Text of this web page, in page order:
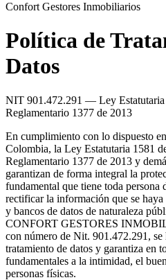
Confort Gestores Inmobiliarios
Política de
Datos
NIT 901.472.291 — Ley Estatutaria
Reglamentario 1377 de 2013
En cumplimiento con lo dispuesto
Colombia, la Ley Estatutaria 1581
Reglamentario 1377 de 2013 y
garantizan de forma integral la
fundamental que tiene toda persona
rectificar la información que se
y bancos de datos de naturaleza
CONFORT GESTORES
con número de Nit. 901.472.291, se
tratamiento de datos y garantiza en
fundamentales a la intimidad, el
personas físicas.